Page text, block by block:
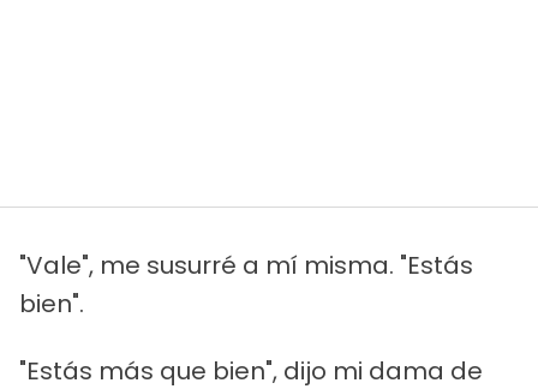
"Vale", me susurré a mí misma. "Estás
bien".
"Estás más que bien", dijo mi dama de